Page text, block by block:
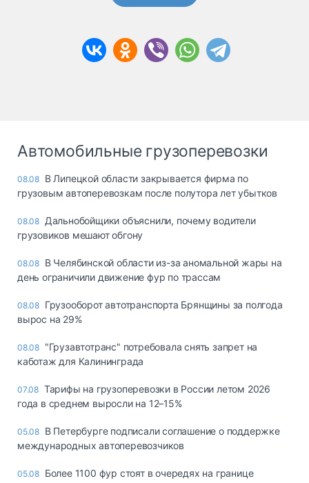
Автомобильные грузоперевозки
08.08 В Липецкой области закрывается фирма по
грузовым автоперевозкам после полутора лет убытков
08.08 Дальнобойщики объяснили, почему водители
грузовиков мешают обгону
08.08 В Челябинской области из-за аномальной жары на
день ограничили движение фур по трассам
08.08 Грузооборот автотранспорта Брянщины за полгода
вырос на 29%
08.08 "Грузавтотранс" потребовала снять запрет на
каботаж для Калининграда
07.08 Тарифы на грузоперевозки в России летом 2026
года в среднем выросли на 12–15%
05.08 В Петербурге подписали соглашение о поддержке
международных автоперевозчиков
05.08 Более 1100 фур стоят в очередях на границе